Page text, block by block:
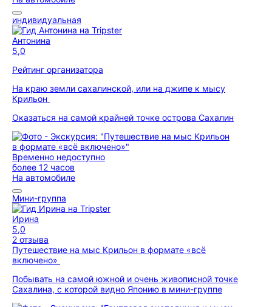
индивидуальная
Антонина
5,0
Рейтинг организатора
На краю земли сахалинской, или на джипе к мысу
Крильон
Оказаться на самой крайней точке острова Сахалин
Временно недоступно
более 12 часов
На автомобиле
Мини-группа
Ирина
5,0
2 отзыва
Путешествие на мыс Крильон в формате «всё
включено»
Побывать на самой южной и очень живописной точке
Сахалина, с которой видно Японию в мини-группе